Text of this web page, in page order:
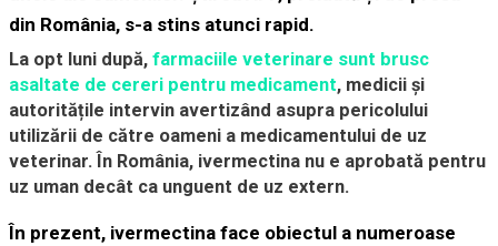
din România, s-a stins atunci rapid.
La opt luni după, farmaciile veterinare sunt brusc
asaltate de cereri pentru medicament, medicii și
autoritățile intervin avertizând asupra pericolului
utilizării de către oameni a medicamentului de uz
veterinar. În România, ivermectina nu e aprobată pentru
uz uman decât ca unguent de uz extern.
În prezent, ivermectina face obiectul a numeroase